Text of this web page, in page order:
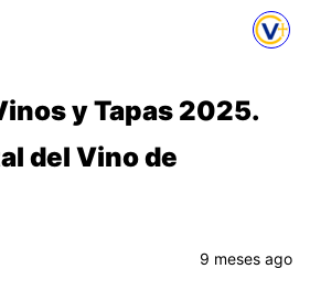
y Tapas 2025.
del Vino de
9 meses ago